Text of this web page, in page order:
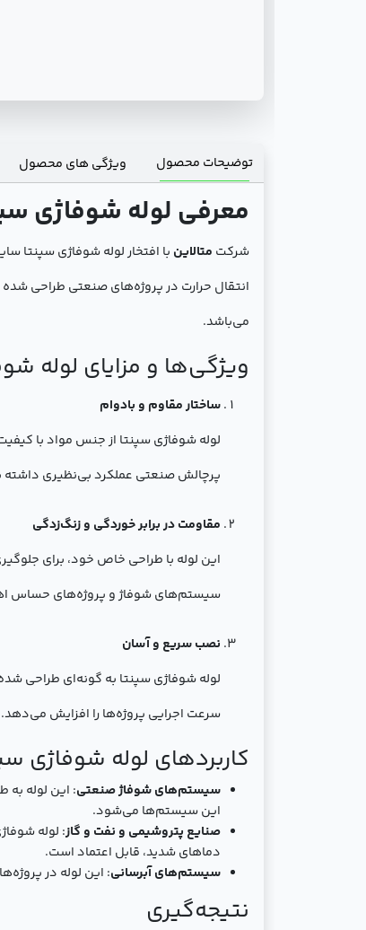
توضیحات محصول ویژگی های محصول
معرفی لوله شوفاژی سپنتا سایز 1.2
شرکت متالاین
انتقال حرارت در پروژه‌های صنعتی طراحی شده
می‌باشد.
ویژگی‌ها و مزایای لوله
ساختار مقاوم و بادوام
لوله شوفاژی سپنتا از جنس مواد با
پرچالش صنعتی عملکرد بی‌نظیری داشته
مقاومت در برابر خوردگی و زنگ‌زدگی
این لوله با طراحی خاص خود، برای
سیستم‌های شوفاژ و پروژه‌های حساس
نصب سریع و آسان
لوله شوفاژی سپنتا به گونه‌ای طراحی
سرعت اجرایی پروژه‌ها را افزایش می‌دهد.
کاربردهای لوله شوفاژی سپنتا
سیستم‌های شوفاژ صنعتی: این لوله
این سیستم‌ها می‌شود.
صنایع پتروشیمی و نفت و گاز: لوله
دماهای شدید، قابل اعتماد است.
سیستم‌های آبرسانی: این لوله در
نتیجه‌گیری